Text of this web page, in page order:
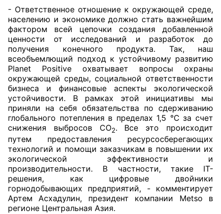
- Ответственное отношение к окружающей среде,
населению и экономике должно стать важнейшим
фактором всей цепочки создания добавленной
ценности от исследований и разработок до
получения конечного продукта. Так, наш
всеобъемлющий подход к устойчивому развитию
Planet Positive охватывает вопросы охраны
окружающей среды, социальной ответственности
бизнеса и финансовые аспекты экологической
устойчивости. В рамках этой инициативы мы
приняли на себя обязательства по сдерживанию
глобального потепления в пределах 1,5 °C за счет
снижения выбросов CO2. Все это происходит
путем предоставления ресурсосберегающих
технологий и помощи заказчикам в повышении их
экологической эффективности и
производительности. В частности, такие IT-
решения, как цифровые двойники
горнодобывающих предприятий, - комментирует
Артем Асхадулин, президент компании Metso в
регионе Центральная Азия.